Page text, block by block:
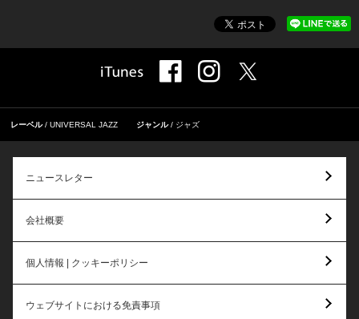
レーベル UNIVERSAL JAZZ ジャンル ジャズ
ニュースレター
会社概要
個人情報 | クッキーポリシー
ウェブサイトにおける免責事項